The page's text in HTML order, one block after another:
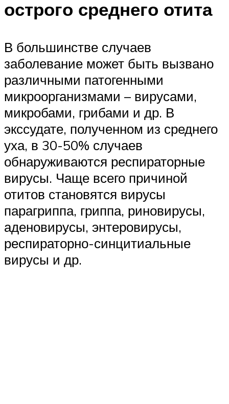
острого среднего отита
В большинстве случаев
заболевание может быть вызвано
различными патогенными
микроорганизмами – вирусами,
микробами, грибами и др. В
экссудате, полученном из среднего
уха, в 30-50% случаев
обнаруживаются респираторные
вирусы. Чаще всего причиной
отитов становятся вирусы
парагриппа, гриппа, риновирусы,
аденовирусы, энтеровирусы,
респираторно-синцитиальные
вирусы и др.